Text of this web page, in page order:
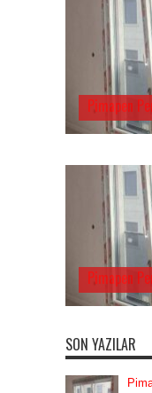
Pimapen
Pimapen
SON YAZILAR